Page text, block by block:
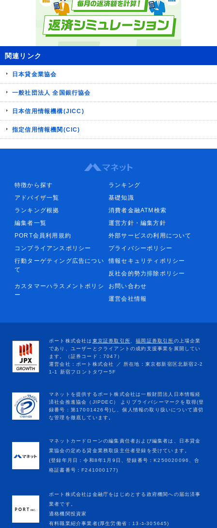
関連リンク
日本貸金業協会
一般社団法人 全国銀行協会
日本信用情報機構(JICC)
指定信用情報機関(CIC)
特徴から探す
ランキング
アドバイザ一覧
基礎知識
ランキング根拠
消費者金融ATM検索
編集者一覧
運営方針・編集方針
PORT会員利用規約
外部サービスの利用について
コンプライアンスポリシー
プライバシーポリシー
行動ターゲティング広告につい
て
情報セキュリティポリシー
反社会的勢力排除ポリシー
カスタマーハラスメントポリシ
ー
お問い合わせ
運営会社情報
マネットカードローンの編集責任者および編集者は、日本貸金
業協会の定める貸金業務取扱主任者登録を受けています。
(登録年月日：令和8年1月9日、登録番号：K250020096、合
格証書番号：F241000177)
ポート株式会社は金融庁をはじめとする政府機関への届出済事
業者です。
適格機関投資家
有料職業紹介事業者(厚生労働省：13-ﾕ-305645)